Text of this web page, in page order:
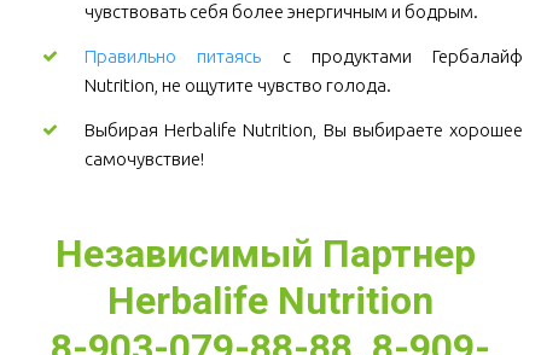
чувствовать себя более энергичным и бодрым.
Правильно питаясь с продуктами Гербалайф
Nutrition, не ощутите чувство голода.
Выбирая Herbalife Nutrition, Вы выбираете хорошее
самочувствие!
Независимый Партнер
Herbalife Nutrition